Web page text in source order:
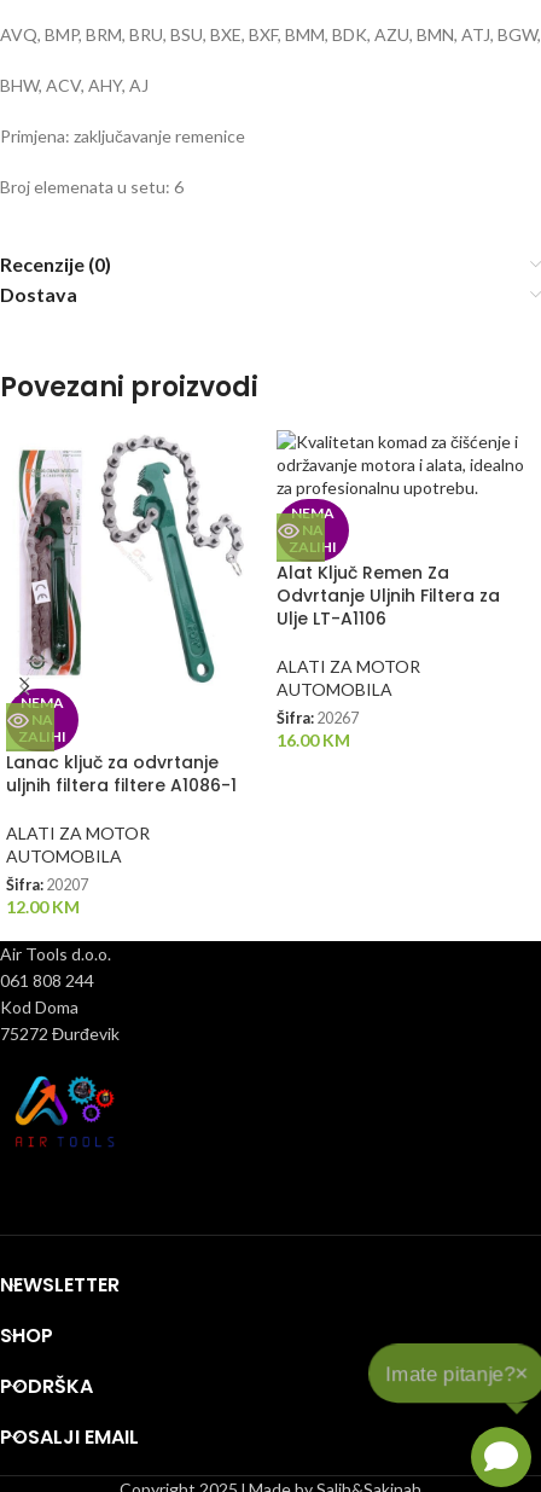
AVQ, BMP, BRM, BRU, BSU, BXE, BXF, BMM, BDK, AZU, BMN, ATJ, BGW,
BHW, ACV, AHY, AJ
Primjena: zaključavanje remenice
Broj elemenata u setu: 6
Recenzije (0)
Dostava
Povezani proizvodi
NEMA
NA
ZALIHI
Lanac ključ za odvrtanje
uljnih filtera filtere A1086-1
ALATI ZA MOTOR
AUTOMOBILA
Šifra: 20207
12.00KM
NEMA
NA
ZALIHI
Alat Ključ Remen Za
Odvrtanje Uljnih Filtera za
Ulje LT-A1106
ALATI ZA MOTOR
AUTOMOBILA
Šifra: 20267
16.00KM
Air Tools d.o.o.
061 808 244
Kod Doma
75272 Đurđevik
NEWSLETTER
SHOP
PODRŠKA
POSALJI EMAIL